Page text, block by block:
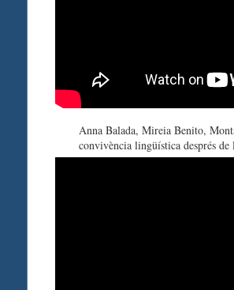
Anna Balada, Mireia Benito,
convivència lingüística després